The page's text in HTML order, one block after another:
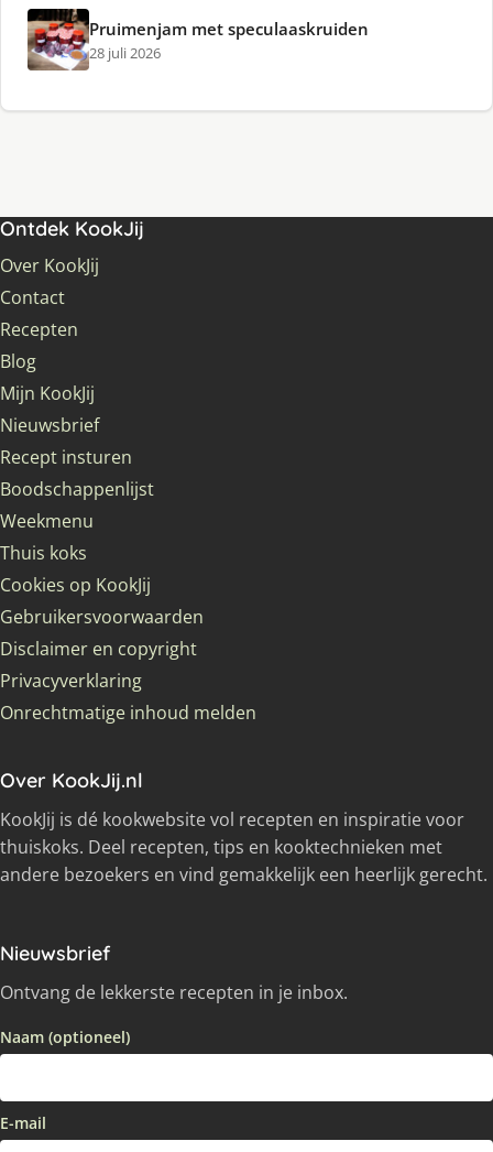
Pruimenjam met speculaaskruiden
28 juli 2026
Ontdek KookJij
Over KookJij
Contact
Recepten
Blog
Mijn KookJij
Nieuwsbrief
Recept insturen
Boodschappenlijst
Weekmenu
Thuis koks
Cookies op KookJij
Gebruikersvoorwaarden
Disclaimer en copyright
Privacyverklaring
Onrechtmatige inhoud melden
Over KookJij.nl
KookJij is dé kookwebsite vol recepten en inspiratie voor
thuiskoks. Deel recepten, tips en kooktechnieken met
andere bezoekers en vind gemakkelijk een heerlijk gerecht.
Nieuwsbrief
Ontvang de lekkerste recepten in je inbox.
Naam (optioneel)
E-mail